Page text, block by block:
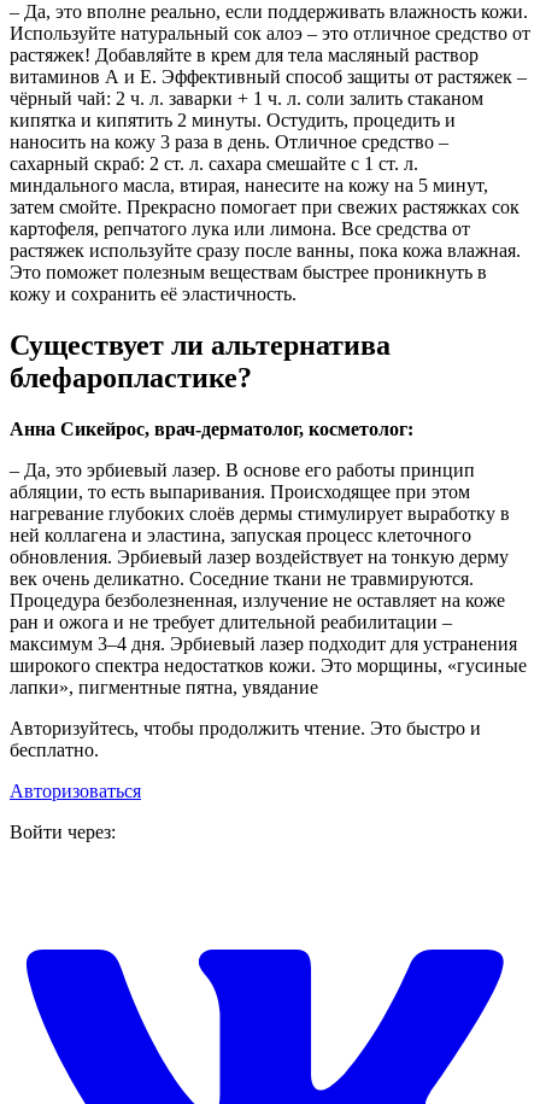
– Да, это вполне реально, если поддерживать влажность кожи.
Используйте натуральный сок алоэ – это отличное средство от
растяжек! Добавляйте в крем для тела масляный раствор
витаминов А и Е. Эффективный способ защиты от растяжек –
чёрный чай: 2 ч. л. заварки + 1 ч. л. соли залить стаканом
кипятка и кипятить 2 минуты. Остудить, процедить и
наносить на кожу 3 раза в день. Отличное средство –
сахарный скраб: 2 ст. л. сахара смешайте с 1 ст. л.
миндального масла, втирая, нанесите на кожу на 5 минут,
затем смойте. Прекрасно помогает при свежих растяжках сок
картофеля, репчатого лука или лимона. Все средства от
растяжек используйте сразу после ванны, пока кожа влажная.
Это поможет полезным веществам быстрее проникнуть в
кожу и сохранить её эластичность.
Существует ли альтернатива
блефаропластике?
Анна Сикейрос, врач-дерматолог, косметолог:
– Да, это эрбиевый лазер. В основе его работы принцип
абляции, то есть выпаривания. Происходящее при этом
нагревание глубоких слоёв дермы стимулирует выработку в
ней коллагена и эластина, запуская процесс клеточного
обновления. Эрбиевый лазер воздействует на тонкую дерму
век очень деликатно. Соседние ткани не травмируются.
Процедура безболезненная, излучение не оставляет на коже
ран и ожога и не требует длительной реабилитации –
максимум 3–4 дня. Эрбиевый лазер подходит для устранения
широкого спектра недостатков кожи. Это морщины, «гусиные
лапки», пигментные пятна, увядание
Авторизуйтесь, чтобы продолжить чтение. Это быстро и
бесплатно.
Авторизоваться
Войти через: